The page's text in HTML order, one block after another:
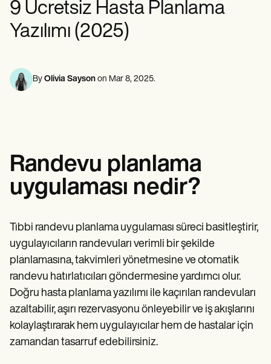
Ruh Sağlığı Uzmanları
Sosyal Hizmet Çalışanları
Diyetisyenler ve Beslenme Uzmanları
Masaj Terapistleri
Mesleki Terapistler
Şablonlar
Procedure Codes
Superbill şablonu
Tedavi Planı Şablonu
Social Work Treatment Plans
DAR Note Template
Patient Visit Summary Template
Demos
Training Hub
Webinars
Switch to Carepatron
Become a Partner
Insurance claims
Speech therapists
Life coaches
Massage therapists
Personal trainers
9 Ücretsiz Hasta Planlama
Yazılımı (2025)
By Olivia Sayson on Mar 8, 2025.
Randevu planlama
uygulaması nedir?
Tıbbi randevu planlama uygulaması süreci basitleştirir,
uygulayıcıların randevuları verimli bir şekilde
planlamasına, takvimleri yönetmesine ve otomatik
randevu hatırlatıcıları göndermesine yardımcı olur.
Doğru hasta planlama yazılımı ile kaçırılan randevuları
azaltabilir, aşırı rezervasyonu önleyebilir ve iş akışlarını
kolaylaştırarak hem uygulayıcılar hem de hastalar için
zamandan tasarruf edebilirsiniz.